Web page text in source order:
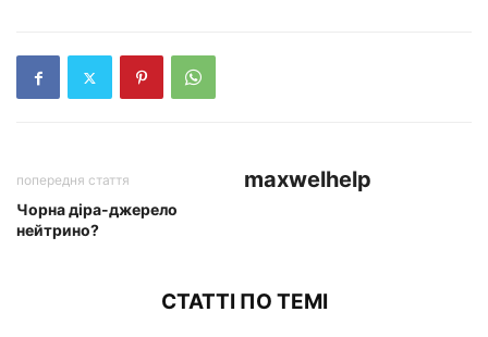
попередня стаття
Чорна діра-джерело
нейтрино?
maxwelhelp
СТАТТІ ПО ТЕМІ